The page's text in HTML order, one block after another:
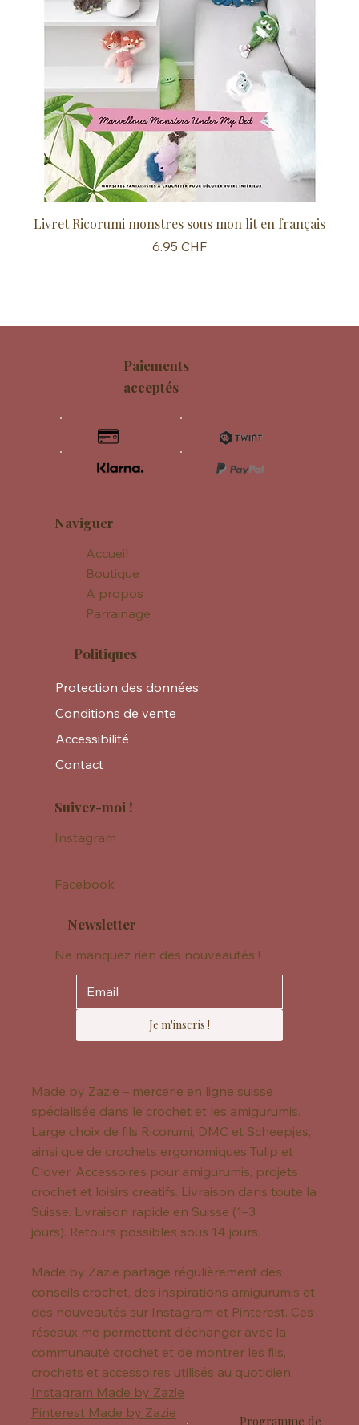
Livret Ricorumi monstres sous mon lit en français
Prix
6.95 CHF
Naviguer
Accueil
Boutique
A propos
Parrainage
Politiques
Protection des données
Conditions de vente
Accessibilité
Contact
Suivez-moi !
Instagram
Facebook
Newsletter
Ne manquez rien des nouveautés !
Je m'inscris !
Made by Zazie – mercerie en ligne suisse
spécialisée dans le crochet et les amigurumis.
Large choix de fils Ricorumi, DMC et Scheepjes,
ainsi que de crochets ergonomiques Tulip et
Clover. Accessoires pour amigurumis, projets
crochet et loisirs créatifs. Livraison dans toute la
Suisse. Livraison rapide en Suisse (1–3
jours). Retours possibles sous 14 jours.
Made by Zazie partage régulièrement des
conseils crochet, des inspirations amigurumis et
des nouveautés sur Instagram et Pinterest. Ces
réseaux me permettent d’échanger avec la
communauté crochet et de montrer les fils,
crochets et accessoires utilisés au quotidien.
Instagram Made by Zazie
Pinterest Made by Zazie
Paiements
acceptés
Programme de